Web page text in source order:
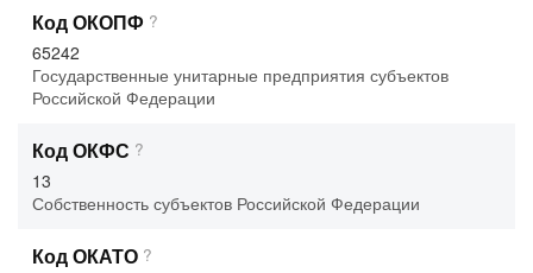
Код ОКОПФ ?
65242
Государственные унитарные предприятия субъектов
Российской Федерации
Код ОКФС ?
13
Собственность субъектов Российской Федерации
Код ОКАТО ?